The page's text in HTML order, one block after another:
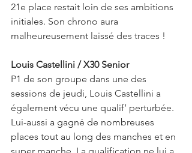
21e place restait loin de ses ambitions
initiales. Son chrono aura
malheureusement laissé des traces !
Louis Castellini / X30 Senior
P1 de son groupe dans une des
sessions de jeudi, Louis Castellini a
également vécu une qualif’ perturbée.
Lui-aussi a gagné de nombreuses
places tout au long des manches et en
super manche. La qualification ne lui a